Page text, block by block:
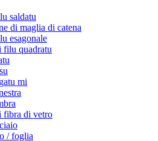
saldatu
di maglia di catena
esagonale
filu quadratu
mi
fibra di vetro
/ foglia